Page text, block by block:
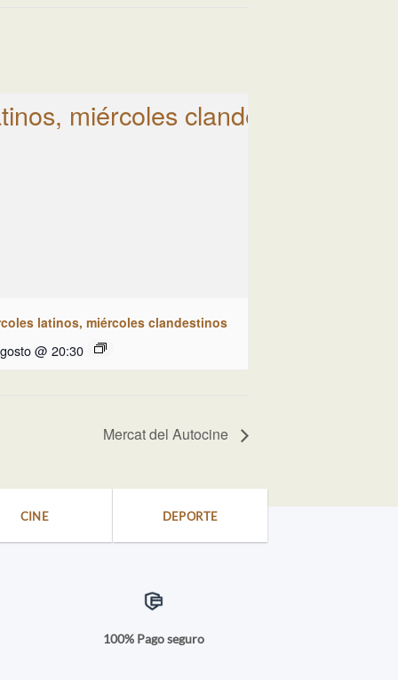
latinos, miércoles clandestinos
@ 20:30
Mercat del Autocine
CINE DEPORTE
100% Pago seguro